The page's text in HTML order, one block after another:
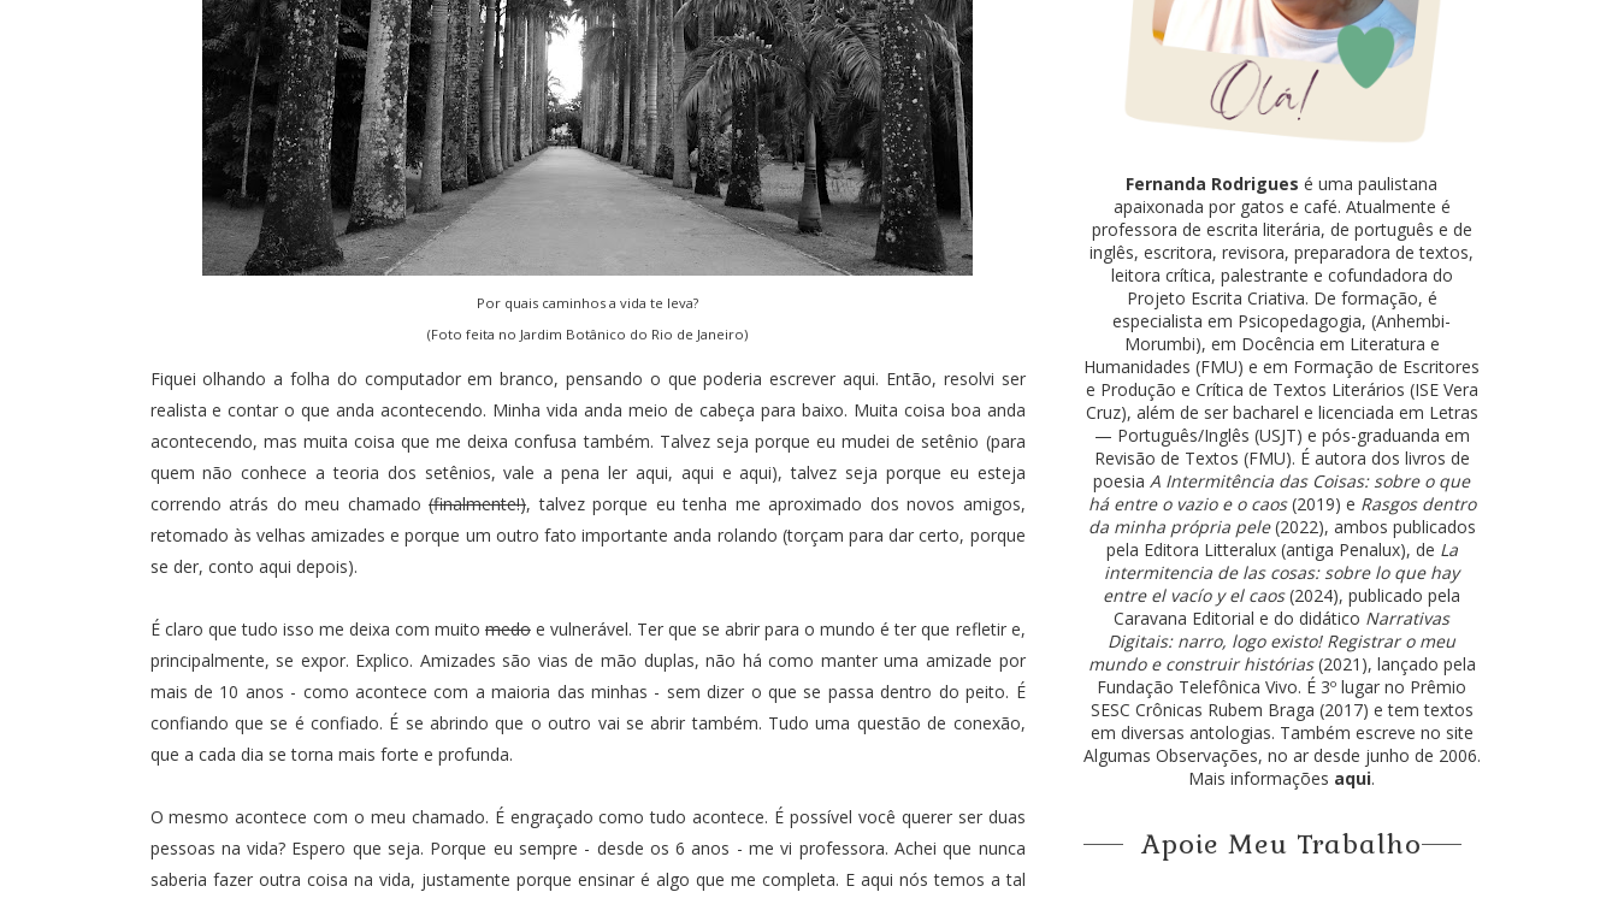
Por quais caminhos a vida te leva?
(Foto feita no Jardim Botânico do Rio de Janeiro)
Fiquei olhando a folha do computador em branco, pensando o que poderia escrever aqui. Então, resolvi ser
realista e contar o que anda acontecendo. Minha vida anda meio de cabeça para baixo. Muita coisa boa anda
acontecendo, mas muita coisa que me deixa confusa também. Talvez seja porque eu mudei de setênio (para
quem não conhece a teoria dos setênios, vale a pena ler aqui, aqui eaqui), talvez seja porque eu esteja
correndo atrás do meu chamado(finalmente!), talvez porque eu tenha me aproximado dos novos amigos,
retomado às velhas amizades e porque um outro fato importante anda rolando (torçam para dar certo, porque
se der, conto aqui depois).
É claro que tudo isso me deixa com muito medoe vulnerável. Ter que se abrir para o mundo é ter que refletir e,
principalmente, se expor. Explico. Amizades são vias de mão duplas, não há como manter uma amizade por
mais de 10 anos - como acontece com a maioria das minhas - sem dizer o que se passa dentro do peito. É
confiando que se é confiado. É se abrindo que o outro vai se abrir também. Tudo uma questão de conexão,
que a cada dia se torna mais forte e profunda.
O mesmo acontece com o meu chamado. É engraçado como tudo acontece. É possível você querer ser duas
pessoas na vida? Espero que seja. Porque eu sempre - desde os 6 anos - me vi professora. Achei que nunca
saberia fazer outra coisa na vida, justamente porque ensinar é algo que me completa. E aqui nós temos a tal
Fernanda Rodrigues é uma paulistana
apaixonada por gatos e café. Atualmente é
professora de escrita literária, de português e de
inglês, escritora, revisora, preparadora de textos,
leitora crítica, palestrante e cofundadora do
Projeto Escrita Criativa. De formação, é
especialista em Psicopedagogia, (Anhembi-
Morumbi), em Docência em Literatura e
Humanidades (FMU) e em Formação de Escritores
e Produção e Crítica de Textos Literários (ISE Vera
Cruz), além de ser bacharel e licenciada em Letras
— Português/Inglês (USJT) e pós-graduanda em
Revisão de Textos (FMU). É autora dos livros de
poesia A Intermitência das Coisas: sobre o que
há entre o vazio e o caos(2019) e Rasgos dentro
da minha própria pele(2022), ambos publicados
pela Editora Litteralux (antiga Penalux), de La
intermitencia de las cosas: sobre lo que hay
entre el vacío y el caos(2024), publicado pela
Caravana Editorial e do didático Narrativas
Digitais: narro, logo existo! Registrar o meu
mundo e construir histórias(2021), lançado pela
Fundação Telefônica Vivo. É 3º lugar no Prêmio
SESC Crônicas Rubem Braga (2017) e tem textos
em diversas antologias. Também escreve no site
Algumas Observações, no ar desde junho de 2006.
Mais informações aqui.
Apoie Meu Trabalho